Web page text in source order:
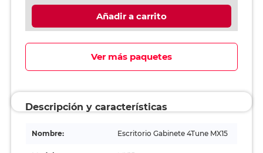
Añadir a carrito
Ver más paquetes
Descripción y características
Nombre: Escritorio Gabinete 4Tune MX15